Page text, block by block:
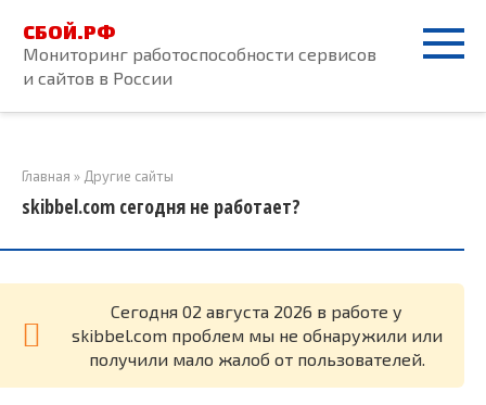
контенту
СБОЙ.РФ
Мониторинг работоспособности сервисов
и сайтов в России
Главная » Другие сайты
skibbel.com сегодня не работает?
Cегодня 02 августа 2026 в работе у
skibbel.com проблем мы не обнаружили или
получили мало жалоб от пользователей.